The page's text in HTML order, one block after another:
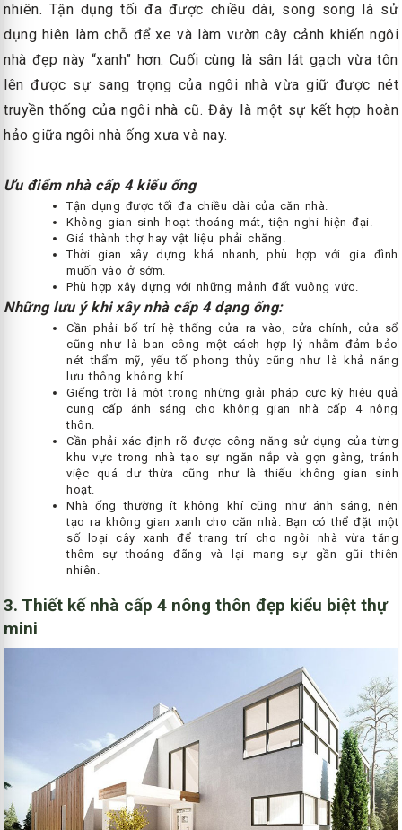
nhiên. Tận dụng tối đa được chiều dài, song song là sử
dụng hiên làm chỗ để xe và làm vườn cây cảnh khiến ngôi
nhà đẹp này “xanh” hơn. Cuối cùng là sân lát gạch vừa tôn
lên được sự sang trọng của ngôi nhà vừa giữ được nét
truyền thống của ngôi nhà cũ. Đây là một sự kết hợp hoàn
hảo giữa ngôi nhà ống xưa và nay.
Ưu điểm nhà cấp 4 kiểu ống
Tận dụng được tối đa chiều dài của căn nhà.
Không gian sinh hoạt thoáng mát, tiện nghi hiện đại.
Giá thành thợ hay vật liệu phải chăng.
Thời gian xây dựng khá nhanh, phù hợp với gia đình
muốn vào ở sớm.
Phù hợp xây dựng với những mảnh đất vuông vức.
Những lưu ý khi xây nhà cấp 4 dạng ống:
Cần phải bố trí hệ thống cửa ra vào, cửa chính, cửa sổ
cũng như là ban công một cách hợp lý nhằm đảm bảo
nét thẩm mỹ, yếu tố phong thủy cũng như là khả năng
lưu thông không khí.
Giếng trời là một trong những giải pháp cực kỳ hiệu quả
cung cấp ánh sáng cho không gian nhà cấp 4 nông
thôn.
Cần phải xác định rõ được công năng sử dụng của từng
khu vực trong nhà tạo sự ngăn nắp và gọn gàng, tránh
việc quá dư thừa cũng như là thiếu không gian sinh
hoạt.
Nhà ống thường ít không khí cũng như ánh sáng, nên
tạo ra không gian xanh cho căn nhà. Bạn có thể đặt một
số loại cây xanh để trang trí cho ngôi nhà vừa tăng
thêm sự thoáng đãng và lại mang sự gần gũi thiên
nhiên.
3. Thiết kế nhà cấp 4 nông thôn đẹp kiểu biệt thự
mini